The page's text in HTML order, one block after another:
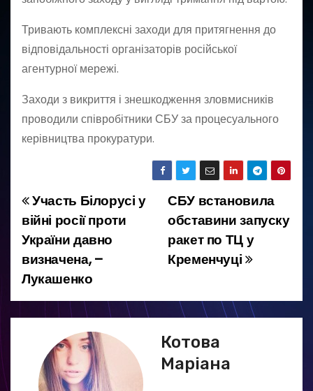
Тривають комплексні заходи для притягнення до
відповідальності організаторів російської
агентурної мережі.
Заходи з викриття і знешкодження зловмисників
проводили співробітники СБУ за процесуального
керівництва прокуратури.
Н
а
в
і
г
СБУ встановила
обставини запуску
ракет по ТЦ у
Кременчуці
Участь Білорусі у
війні росії проти
України давно
визначена, –
Лукашенко
Котова
Маріана